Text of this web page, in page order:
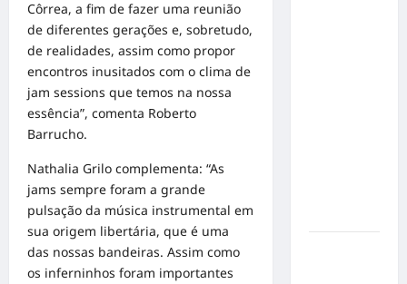
Côrrea, a fim de fazer uma reunião
de diferentes gerações e, sobretudo,
de realidades, assim como propor
encontros inusitados com o clima de
jam sessions que temos na nossa
essência”, comenta Roberto
Barrucho.
Nathalia Grilo complementa: “As
jams sempre foram a grande
pulsação da música instrumental em
sua origem libertária, que é uma
das nossas bandeiras. Assim como
os inferninhos foram importantes